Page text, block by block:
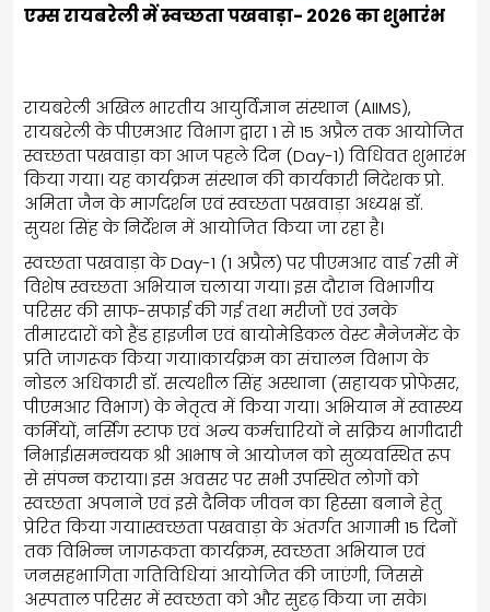
एम्स रायबरेली में स्वच्छता पखवाड़ा- 2026 का शुभारंभ
रायबरेली अखिल भारतीय आयुर्विज्ञान संस्थान (AIIMS),
रायबरेली के पीएमआर विभाग द्वारा 1 से 15 अप्रैल तक आयोजित
स्वच्छता पखवाड़ा का आज पहले दिन (Day-1) विधिवत शुभारंभ
किया गया। यह कार्यक्रम संस्थान की कार्यकारी निदेशक प्रो.
अमिता जैन के मार्गदर्शन एवं स्वच्छता पखवाड़ा अध्यक्ष डॉ.
सुयश सिंह के निर्देशन में आयोजित किया जा रहा है।
स्वच्छता पखवाड़ा के Day-1 (1 अप्रैल) पर पीएमआर वार्ड 7सी में
विशेष स्वच्छता अभियान चलाया गया। इस दौरान विभागीय
परिसर की साफ-सफाई की गई तथा मरीजों एवं उनके
तीमारदारों को हैंड हाइजीन एवं बायोमेडिकल वेस्ट मैनेजमेंट के
प्रति जागरूक किया गया।कार्यक्रम का संचालन विभाग के
नोडल अधिकारी डॉ. सत्यशील सिंह अस्थाना (सहायक प्रोफेसर,
पीएमआर विभाग) के नेतृत्व में किया गया। अभियान में स्वास्थ्य
कर्मियों, नर्सिंग स्टाफ एवं अन्य कर्मचारियों ने सक्रिय भागीदारी
निभाई।समन्वयक श्री अlभाष ने आयोजन को सुव्यवस्थित रूप
से संपन्न कराया। इस अवसर पर सभी उपस्थित लोगों को
स्वच्छता अपनाने एवं इसे दैनिक जीवन का हिस्सा बनाने हेतु
प्रेरित किया गया।स्वच्छता पखवाड़ा के अंतर्गत आगामी 15 दिनों
तक विभिन्न जागरूकता कार्यक्रम, स्वच्छता अभियान एवं
जनसहभागिता गतिविधियां आयोजित की जाएंगी, जिससे
अस्पताल परिसर में स्वच्छता को और सुदृढ़ किया जा सके।